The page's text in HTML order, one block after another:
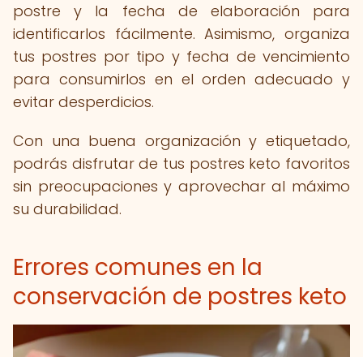
postre y la fecha de elaboración para
identificarlos fácilmente. Asimismo, organiza
tus postres por tipo y fecha de vencimiento
para consumirlos en el orden adecuado y
evitar desperdicios.
Con una buena organización y etiquetado,
podrás disfrutar de tus postres keto favoritos
sin preocupaciones y aprovechar al máximo
su durabilidad.
Errores comunes en la
conservación de postres keto